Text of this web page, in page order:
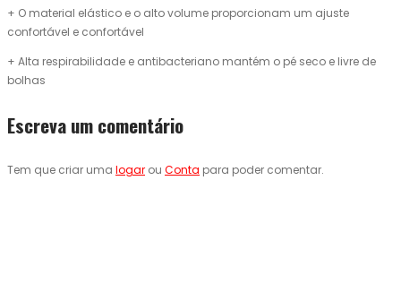
+ O material elástico e o alto volume proporcionam um ajuste
confortável e confortável
+ Alta respirabilidade e antibacteriano mantém o pé seco e livre de
bolhas
Escreva um comentário
Tem que criar uma logar ou Conta para poder comentar.